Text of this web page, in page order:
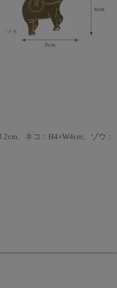
、ネコ：H4×W4cm、ゾウ：